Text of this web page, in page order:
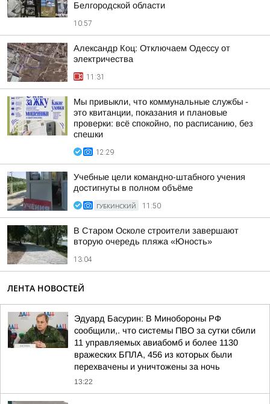
Белгородской области
10:57
Александр Коц: Отключаем Одессу от
электричества
11:31
Мы привыкли, что коммунальные службы -
это квитанции, показания и плановые
проверки: всё спокойно, по расписанию, без
спешки
12:29
Учебные цели командно-штабного учения
достигнуты в полном объёме
ГУБКИНСКИЙ 11:50
В Старом Осколе строители завершают
вторую очередь пляжа «Юность»
13:04
ЛЕНТА НОВОСТЕЙ
Эдуард Басурин: В Минобороны РФ
сообщили,. что системы ПВО за сутки сбили
11 управляемых авиабомб и более 1130
вражеских БПЛА, 456 из которых были
перехвачены и уничтожены за ночь
13:22